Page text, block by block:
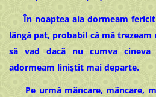
În noaptea aia dormeam fericit
lângă pat, probabil că mă
să vad dacă nu cumva
adormeam liniștit mai departe.
Pe urmă mâncare, mâncare,